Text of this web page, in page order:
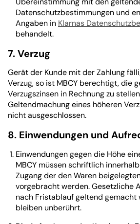
Datenschutzbestimmungen und
Angaben in Klarnas
behandelt.
7. Verzug
Gerät der Kunde mit der Zahlung
Verzug, so ist MBCY berechtigt, die
Verzugszinsen in Rechnung zu
Geltendmachung eines höheren
nicht ausgeschlossen.
8. Einwendungen und
Einwendungen gegen die Höhe
MBCY müssen schriftlich
Zugang der den Waren
vorgebracht werden. Gesetzliche
nach Fristablauf geltend gemacht
bleiben unberührt.